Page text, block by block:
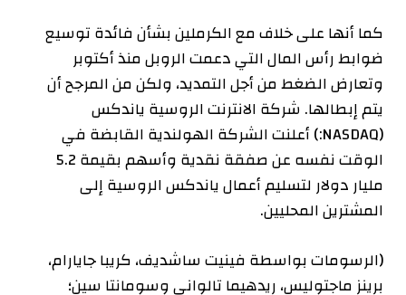
كما أنها على خلاف مع الكرملين بشأن فائدة توسيع
ضوابط رأس المال التي دعمت الروبل منذ أكتوبر
وتعارض الضغط من أجل التمديد، ولكن من المرجح أن
يتم إبطالها. شركة الانترنت الروسيةياندكس
(NASDAQ:) أعلنت الشركة الهولندية القابضة في
الوقت نفسه عن صفقة نقدية وأسهم بقيمة 5.2
مليار دولار لتسليم أعمال ياندكس الروسية إلى
المشترين المحليين.
(الرسومات بواسطة فينيت ساشديف، كريبا جايارام،
برينز ماجتوليس، ريدهيما تالواني وسومانتا سين؛